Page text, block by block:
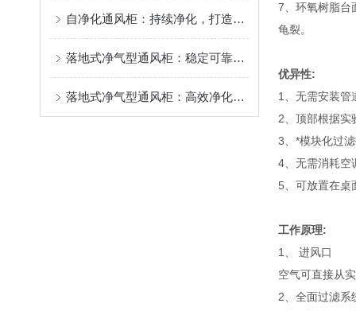
自净化通风柜：持续净化，打造清新实验空间
落地式净气型通风柜：稳定可靠，给用户安心的使用感受
落地式净气型通风柜：高效净化，守护实验环境
7、环氧树脂台
龟裂。
优异性:
1、无需安装管
2、顶部根据实
3、*模块化过
4、无需消耗空
5、可放置在桌
工作原理:
1、 进风口
空气可直接从
2、全面过滤系